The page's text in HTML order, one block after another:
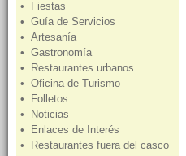
• Fiestas
• Guía de Servicios
• Artesanía
• Gastronomía
• Restaurantes urbanos
• Oficina de Turismo
• Folletos
• Noticias
• Enlaces de Interés
• Restaurantes fuera del casco